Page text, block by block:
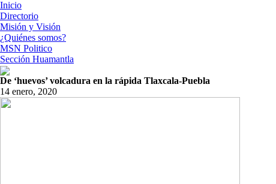
Inicio
Directorio
Misión y Visión
¿Quiénes somos?
MSN Politico
Sección Huamantla
De ‘huevos’ volcadura en la rápida Tlaxcala-Puebla
14 enero, 2020